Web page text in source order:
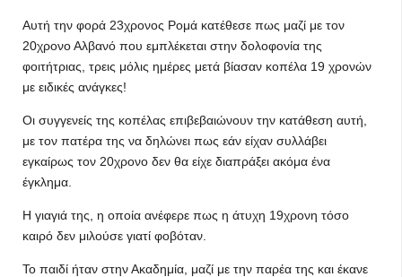
Αυτή την φορά 23χρονος Ρομά κατέθεσε πως μαζί με τον
20χρονο Αλβανό που εμπλέκεται στην δολοφονία της
φοιτήτριας, τρεις μόλις ημέρες μετά βίασαν κοπέλα 19 χρονών
με ειδικές ανάγκες!
Οι συγγενείς της κοπέλας επιβεβαιώνουν την κατάθεση αυτή,
με τον πατέρα της να δηλώνει πως εάν είχαν συλλάβει
εγκαίρως τον 20χρονο δεν θα είχε διαπράξει ακόμα ένα
έγκλημα.
Η γιαγιά της, η οποία ανέφερε πως η άτυχη 19χρονη τόσο
καιρό δεν μιλούσε γιατί φοβόταν.
Το παιδί ήταν στην Ακαδημία, μαζί με την παρέα της και έκανε